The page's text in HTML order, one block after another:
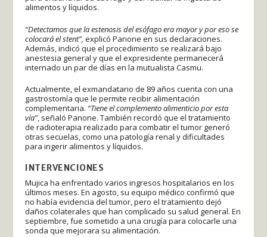
alimentos y líquidos.
“Detectamos que la estenosis del esófago era mayor y por eso se
colocará el stent”, explicó Panone en sus declaraciones.
Además, indicó que el procedimiento se realizará bajo
anestesia general y que el expresidente permanecerá
internado un par de días en la mutualista Casmu.
Actualmente, el exmandatario de 89 años cuenta con una
gastrostomía que le permite recibir alimentación
complementaria. “Tiene el complemento alimenticio por esta
vía”, señaló Panone. También recordó que el tratamiento
de radioterapia realizado para combatir el tumor generó
otras secuelas, como una patología renal y dificultades
para ingerir alimentos y líquidos.
INTERVENCIONES
Mujica ha enfrentado varios ingresos hospitalarios en los
últimos meses. En agosto, su equipo médico confirmó que
no había evidencia del tumor, pero el tratamiento dejó
daños colaterales que han complicado su salud general. En
septiembre, fue sometido a una cirugía para colocarle una
sonda que mejorara su alimentación.